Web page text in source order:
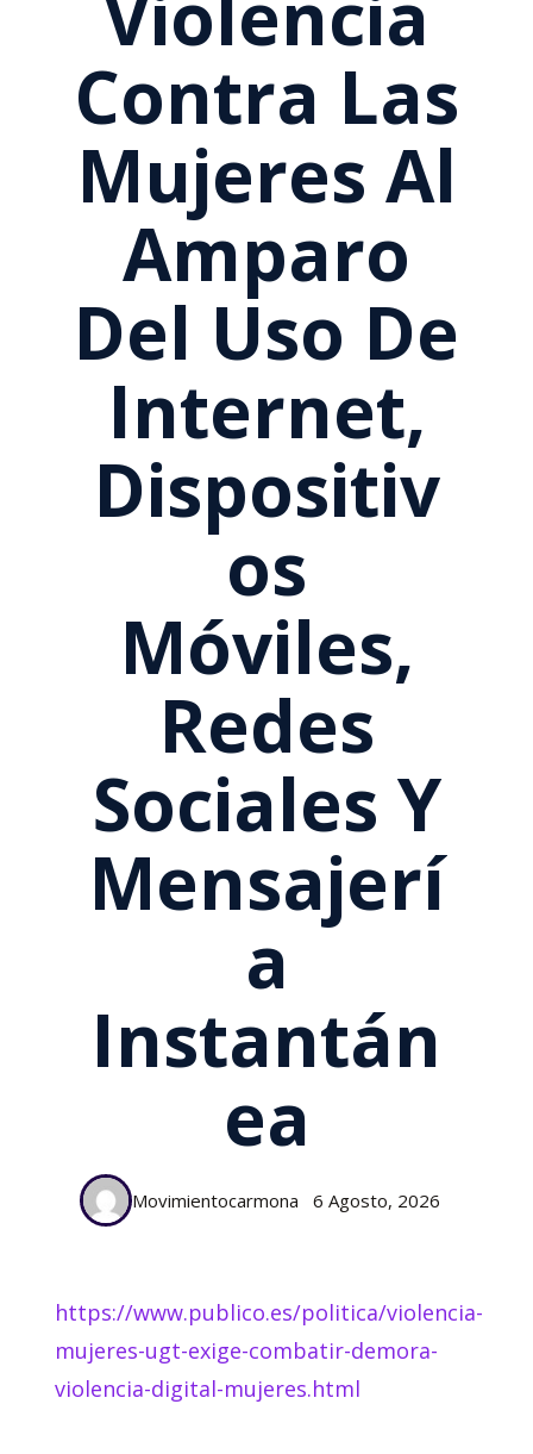
Contra Las
Mujeres Al
Amparo
Del Uso De
Internet,
Dispositiv
Os
Móviles,
Redes
Sociales Y
Mensajerí
A
Instantán
Ea
Movimientocarmona 6 Agosto, 2026
https://www.publico.es/politica/violencia-
mujeres-ugt-exige-combatir-demora-
violencia-digital-mujeres.html